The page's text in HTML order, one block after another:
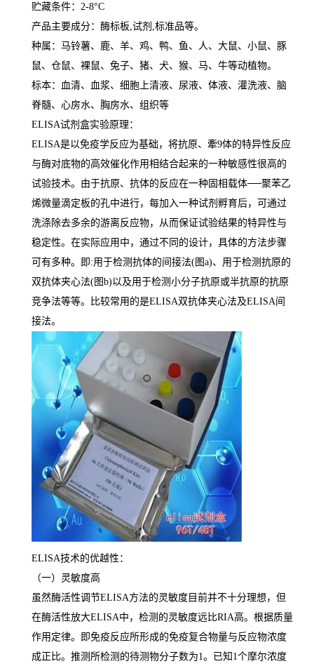
贮藏条件： 2-8°C
产品主要成分：酶标板 试剂 标准品等。
种属：马铃薯、鹿、羊、鸡、鸭、鱼、人、大鼠、小鼠、豚
鼠、仓鼠、裸鼠、兔子、猪、犬、猴、马、牛等动植物。
标本：血清、血浆、细胞上清液、尿液、体液、灌洗液、脑
脊髓、心房水、胸房水、组织等
ELISA试剂盒实验原理：
ELISA是以免疫学反应为基础，将抗原、牽9体的特异性反应
与酶对底物的高效催化作用相结合起来的一种敏感性很高的
试验技术。由于抗原、抗体的反应在一种固相载体──聚苯乙
烯微量滴定板的孔中进行，每加入一种试剂孵育后，可通过
洗涤除去多余的游离反应物，从而保证试验结果的特异性与
稳定性。在实际应用中，通过不同的设计，具体的方法步骤
可有多种。即:用于检测抗体的间接法(图a)、用于检测抗原的
双抗体夹心法(图b)以及用于检测小分子抗原或半抗原的抗原
竞争法等等。比较常用的是ELISA双抗体夹心法及ELISA间
接法。
ELISA技术的优越性：
（一）灵敏度高
虽然酶活性调节ELISA方法的灵敏度目前并不十分理想，但
在酶活性放大ELISA中，检测的灵敏度远比RIA高。根据质量
作用定律。即免疫反应所形成的免疫复合物量与反应物浓度
成正比。推测所检测的待测物分子数为1 。已知 1 个摩尔浓度